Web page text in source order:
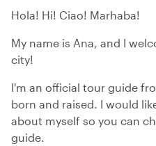
Hola! Hi! Ciao! Marhaba!
My name is Ana, and I
city!
I'm an official tour guide
born and raised. I would
about myself so you can
guide.